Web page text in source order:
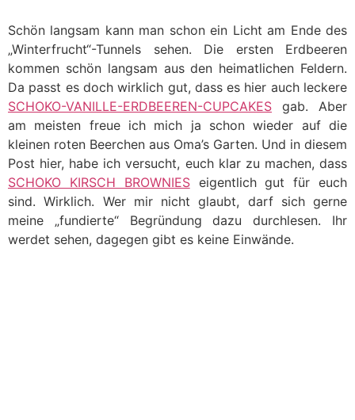
Schön langsam kann man schon ein Licht am Ende des
„Winterfrucht“-Tunnels sehen. Die ersten Erdbeeren
kommen schön langsam aus den heimatlichen Feldern.
Da passt es doch wirklich gut, dass es hier auch leckere
SCHOKO-VANILLE-ERDBEEREN-CUPCAKES gab. Aber
am meisten freue ich mich ja schon wieder auf die
kleinen roten Beerchen aus Oma’s Garten. Und in diesem
Post hier, habe ich versucht, euch klar zu machen, dass
SCHOKO KIRSCH BROWNIESeigentlich gut für euch
sind. Wirklich. Wer mir nicht glaubt, darf sich gerne
meine „fundierte“ Begründung dazu durchlesen. Ihr
werdet sehen, dagegen gibt es keine Einwände.